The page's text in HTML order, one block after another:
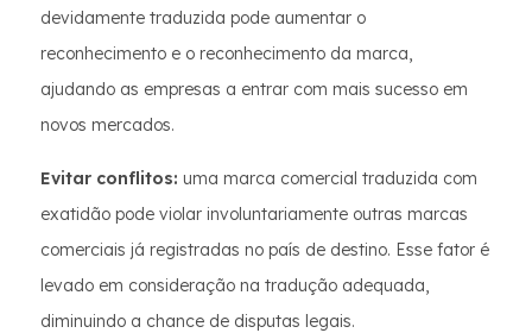
devidamente traduzida pode aumentar o
reconhecimento e o reconhecimento da marca,
ajudando as empresas a entrar com mais sucesso em
novos mercados.
Evitar conflitos: uma marca comercial traduzida com
exatidão pode violar involuntariamente outras marcas
comerciais já registradas no país de destino. Esse fator é
levado em consideração na tradução adequada,
diminuindo a chance de disputas legais.